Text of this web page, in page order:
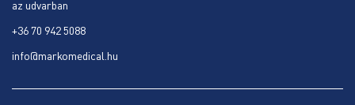
az udvarban
+36 70 942 5088
info@markomedical.hu